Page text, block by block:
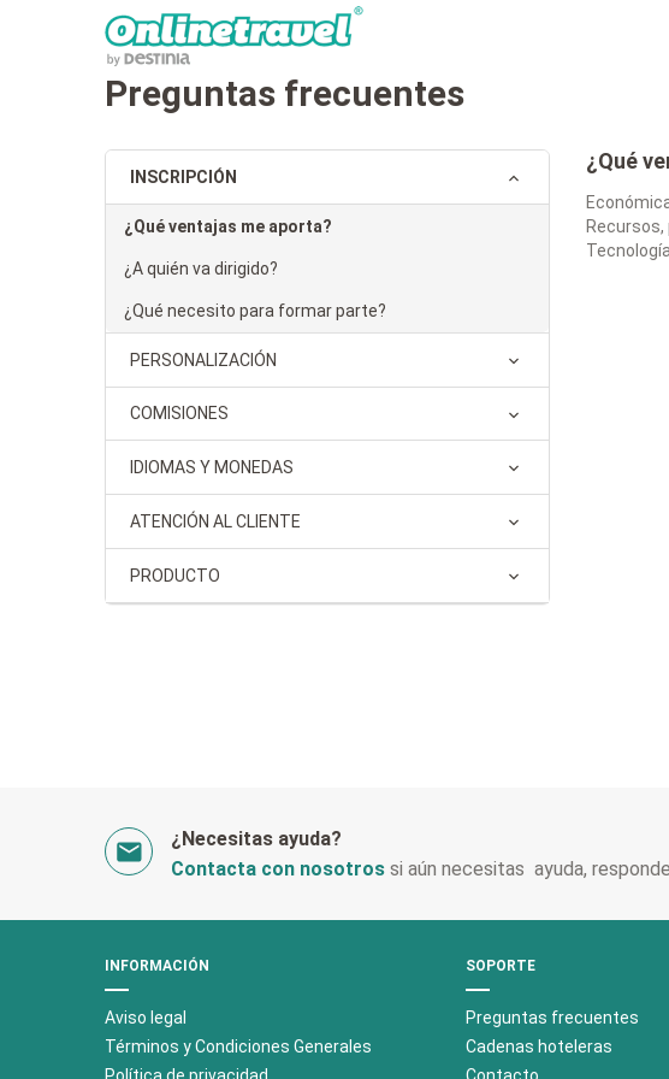
Preguntas frecuentes
INSCRIPCIÓN
¿Qué ventajas me aporta?
¿A quién va dirigido?
¿Qué necesito para formar parte?
PERSONALIZACIÓN
COMISIONES
IDIOMAS Y MONEDAS
ATENCIÓN AL CLIENTE
PRODUCTO
¿Qué
¿Necesitas ayuda?
Contacta con nosotros si aún necesitas ayuda,
INFORMACIÓN
Aviso legal
Términos y Condiciones Generales
SOPORTE
Preguntas frecuentes
Cadenas hoteleras